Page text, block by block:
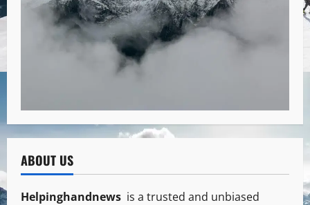
ABOUT US
Helpinghandnews is a trusted and unbiased